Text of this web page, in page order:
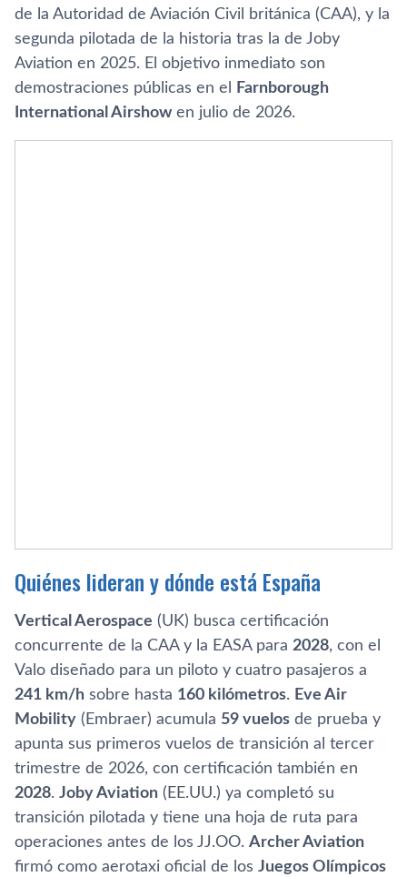
de la Autoridad de Aviación Civil británica (CAA), y la
segunda pilotada de la historia tras la de Joby
Aviation en 2025. El objetivo inmediato son
demostraciones públicas en el
Farnborough
International Airshow en julio de 2026.
Quiénes lideran y dónde está España
Vertical Aerospace (UK) busca certificación
concurrente de la CAA y la EASA para 2028, con el
Valo diseñado para un piloto y cuatro pasajeros a
241 km/h sobre hasta 160 kilómetros. Eve Air
Mobility (Embraer) acumula 59 vuelos de prueba y
apunta sus primeros vuelos de transición al tercer
trimestre de 2026, con certificación también en
2028. Joby Aviation (EE.UU.) ya completó su
transición pilotada y tiene una hoja de ruta para
operaciones antes de los JJ.OO. Archer Aviation
firmó como aerotaxi oficial de los Juegos Olímpicos